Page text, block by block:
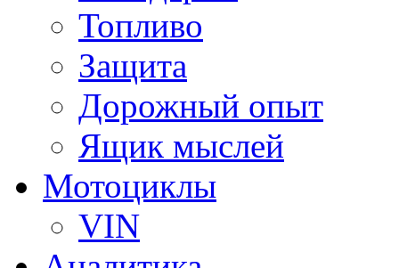
Топливо
Защита
Дорожный опыт
Ящик мыслей
Мотоциклы
VIN